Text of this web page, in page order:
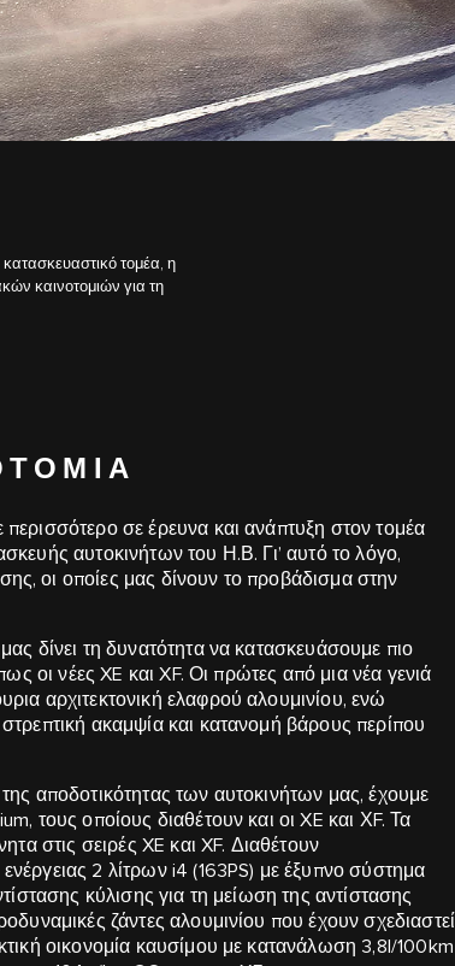
τομέα, η
καινοτομιών για τη
σε έρευνα και ανάπτυξη στον τομέα
αυτοκινήτων του Η.Β. Γι’ αυτό το λόγο,
οι οποίες μας δίνουν το προβάδισμα στην
δίνει τη δυνατότητα να κατασκευάσουμε πιο
οι νέες XE και XF. Οι πρώτες από μια νέα γενιά
αρχιτεκτονική ελαφρού αλουμινίου, ενώ
ακαμψία και κατανομή βάρους περίπου
αποδοτικότητας των αυτοκινήτων μας, έχουμε
τους οποίους διαθέτουν και οι XE και ΧF. Τα
στις σειρές XE και XF. Διαθέτουν
2 λίτρων i4 (163PS) με έξυπνο σύστημα
κύλισης για τη μείωση της αντίστασης
ζάντες αλουμινίου που έχουν σχεδιαστεί
οικονομία καυσίμου με κατανάλωση 3,8l/100km